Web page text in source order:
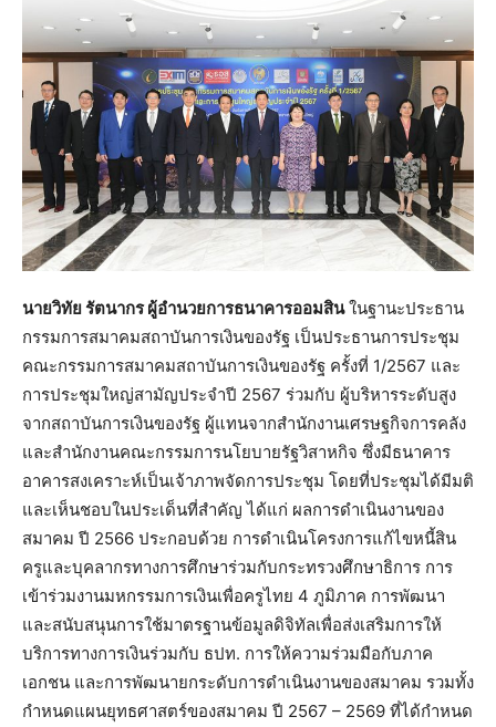
นายวิทัย รัตนากร ผู้อำนวยการธนาคารออมสินในฐานะประธาน
กรรมการสมาคมสถาบันการเงินของรัฐ เป็นประธานการประชุม
คณะกรรมการสมาคมสถาบันการเงินของรัฐ ครั้งที่ 1/2567 และ
การประชุมใหญ่สามัญประจำปี 2567 ร่วมกับ ผู้บริหารระดับสูง
จากสถาบันการเงินของรัฐ ผู้แทนจากสำนักงานเศรษฐกิจการคลัง
และสำนักงานคณะกรรมการนโยบายรัฐวิสาหกิจ ซึ่งมีธนาคาร
อาคารสงเคราะห์เป็นเจ้าภาพจัดการประชุม โดยที่ประชุมได้มีมติ
และเห็นชอบในประเด็นที่สำคัญ ได้แก่ ผลการดำเนินงานของ
สมาคม ปี 2566 ประกอบด้วย การดำเนินโครงการแก้ไขหนี้สิน
ครูและบุคลากรทางการศึกษาร่วมกับกระทรวงศึกษาธิการ การ
เข้าร่วมงานมหกรรมการเงินเพื่อครูไทย 4 ภูมิภาค การพัฒนา
และสนับสนุนการใช้มาตรฐานข้อมูลดิจิทัลเพื่อส่งเสริมการให้
บริการทางการเงินร่วมกับ ธปท. การให้ความร่วมมือกับภาค
เอกชน และการพัฒนายกระดับการดำเนินงานของสมาคม รวมทั้ง
กำหนดแผนยุทธศาสตร์ของสมาคม ปี 2567 – 2569 ที่ได้กำหนด